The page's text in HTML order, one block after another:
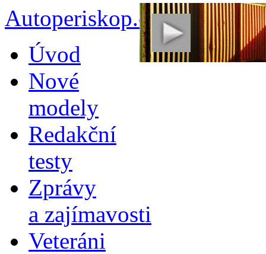
Autoperiskop.cz –
obsahu
webu
Úvod
Nové
modely
Redakční
testy
Zprávy
a zajímavosti
Veteráni